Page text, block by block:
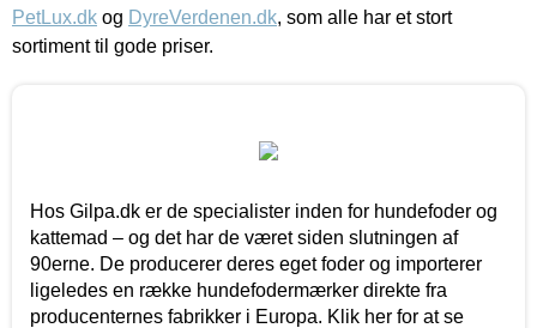
PetLux.dk og DyreVerdenen.dk, som alle har et stort
sortiment til gode priser.
Hos Gilpa.dk er de specialister inden for hundefoder og
kattemad – og det har de været siden slutningen af
90erne. De producerer deres eget foder og importerer
ligeledes en række hundefodermærker direkte fra
producenternes fabrikker i Europa. Klik her for at se